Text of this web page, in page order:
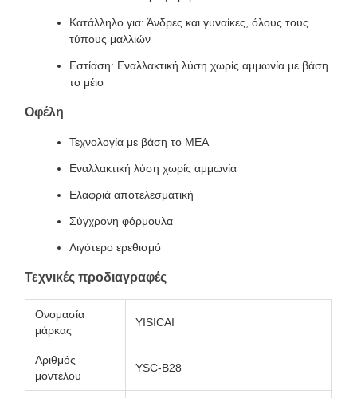
Κατάλληλο για: Άνδρες και γυναίκες, όλους τους
τύπους μαλλιών
Εστίαση: Εναλλακτική λύση χωρίς αμμωνία με βάση
το μέιο
Οφέλη
Τεχνολογία με βάση το MEA
Εναλλακτική λύση χωρίς αμμωνία
Ελαφριά αποτελεσματική
Σύγχρονη φόρμουλα
Λιγότερο ερεθισμό
Τεχνικές προδιαγραφές
Ονομασία
μάρκας
YISICAI
Αριθμός
μοντέλου
YSC-B28